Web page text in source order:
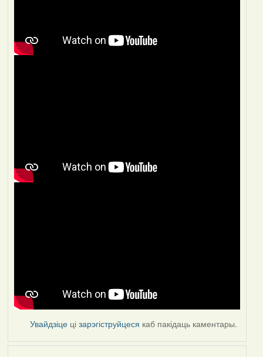
Увайдзіце цізарэгіструйцеся каб пакідаць каментары.